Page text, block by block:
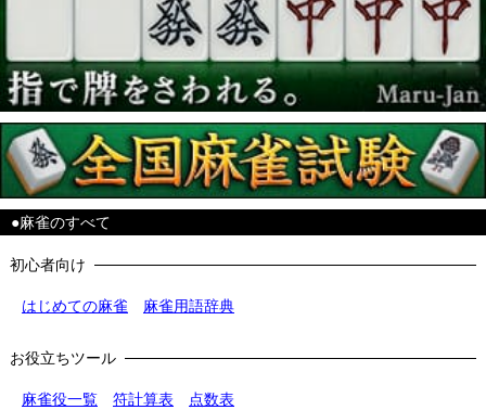
●麻雀のすべて
初心者向け
はじめての麻雀 麻雀用語辞典
お役立ちツール
麻雀役一覧 符計算表 点数表